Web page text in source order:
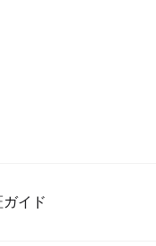
イド